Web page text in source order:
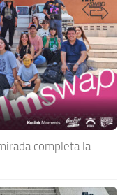
completa la